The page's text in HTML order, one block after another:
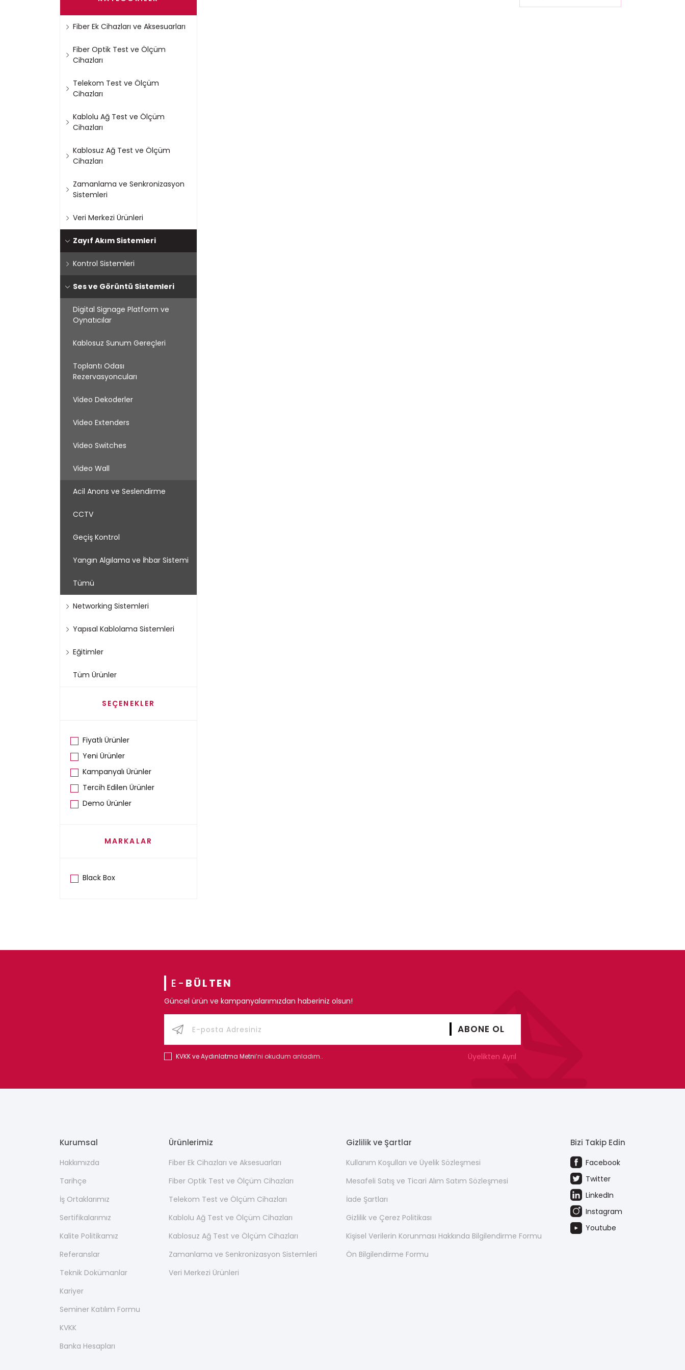
Fiber Ek Cihazları ve Aksesuarları
Fiber Optik Test ve Ölçüm
Cihazları
Telekom Test ve Ölçüm
Cihazları
Kablolu Ağ Test ve Ölçüm
Cihazları
Kablosuz Ağ Test ve Ölçüm
Cihazları
Zamanlama ve Senkronizasyon
Sistemleri
Veri Merkezi Ürünleri
Zayıf Akım Sistemleri
Kontrol Sistemleri
Ses ve Görüntü Sistemleri
Digital Signage Platform ve
Oynatıcılar
Kablosuz Sunum Gereçleri
Toplantı Odası
Rezervasyoncuları
Video Dekoderler
Video Extenders
Video Switches
Video Wall
Acil Anons ve Seslendirme
CCTV
Geçiş Kontrol
Yangın Algılama ve İhbar Sistemi
Tümü
Networking Sistemleri
Yapısal Kablolama Sistemleri
Eğitimler
Tüm Ürünler
SEÇENEKLER
Fiyatlı Ürünler
Yeni Ürünler
Kampanyalı Ürünler
Tercih Edilen Ürünler
Demo Ürünler
MARKALAR
Black Box
E- BÜLTEN
Güncel ürün ve kampanyalarımızdan haberiniz olsun!
KVKK ve Aydınlatma Metni’ni okudum anladım.. Üyelikten Ayrıl
Kurumsal
Hakkımızda
Tarihçe
İş Ortaklarımız
Sertifikalarımız
Kalite Politikamız
Referanslar
Teknik Dokümanlar
Kariyer
Seminer Katılım Formu
KVKK
Banka Hesapları
Ürünlerimiz
Fiber Ek Cihazları ve Aksesuarları
Fiber Optik Test ve Ölçüm Cihazları
Telekom Test ve Ölçüm Cihazları
Kablolu Ağ Test ve Ölçüm Cihazları
Kablosuz Ağ Test ve Ölçüm Cihazları
Zamanlama ve Senkronizasyon Sistemleri
Veri Merkezi Ürünleri
Gizlilik ve Şartlar
Kullanım Koşulları ve Üyelik Sözleşmesi
Mesafeli Satış ve Ticari Alım Satım Sözleşmesi
İade Şartları
Gizlilik ve Çerez Politikası
Kişisel Verilerin Korunması Hakkında Bilgilendirme Formu
Ön Bilgilendirme Formu
Bizi Takip Edin
Facebook
Twitter
LinkedIn
Instagram
Youtube